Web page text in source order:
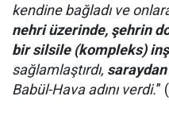
kendine bağladı ve
nehri üzerinde, şehrin
bir silsile (kompleks)
sağlamlaştırdı, saraydan
Babül-Hava adını verdi.”